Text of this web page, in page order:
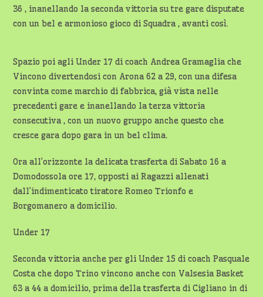
36 , inanellando la seconda vittoria su tre gare disputate
con un bel e armonioso gioco di Squadra , avanti così.
Spazio poi agli Under 17 di coach Andrea Gramaglia che
Vincono divertendosi con Arona 62 a 29, con una difesa
convinta come marchio di fabbrica, già vista nelle
precedenti gare e inanellando la terza vittoria
consecutiva , con un nuovo gruppo anche questo che
cresce gara dopo gara in un bel clima.
Ora all’orizzonte la delicata trasferta di Sabato 16 a
Domodossola ore 17, opposti ai Ragazzi allenati
dall’indimenticato tiratore Romeo Trionfo e
Borgomanero a domicilio.
Under 17
Seconda vittoria anche per gli Under 15 di coach Pasquale
Costa che dopo Trino vincono anche con Valsesia Basket
63 a 44 a domicilio, prima della trasferta di Cigliano in di